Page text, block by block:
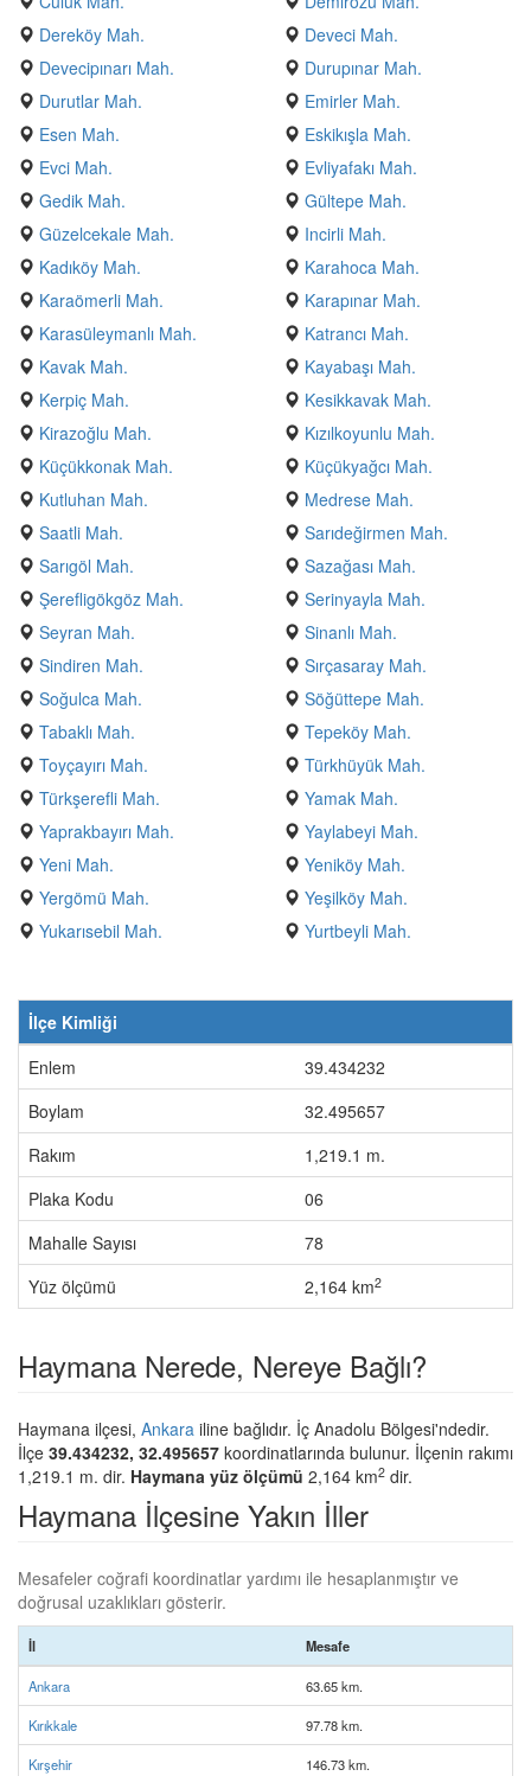
Dereköy Mah.
Deveci Mah.
Devecipınarı Mah.
Durupınar Mah.
Durutlar Mah.
Emirler Mah.
Esen Mah.
Eskikışla Mah.
Evci Mah.
Evliyafakı Mah.
Gedik Mah.
Gültepe Mah.
Güzelcekale Mah.
Incirli Mah.
Kadıköy Mah.
Karahoca Mah.
Karaömerli Mah.
Karapınar Mah.
Karasüleymanlı Mah.
Katrancı Mah.
Kavak Mah.
Kayabaşı Mah.
Kerpiç Mah.
Kesikkavak Mah.
Kirazoğlu Mah.
Kızılkoyunlu Mah.
Küçükkonak Mah.
Küçükyağcı Mah.
Kutluhan Mah.
Medrese Mah.
Saatli Mah.
Sarıdeğirmen Mah.
Sarıgöl Mah.
Sazağası Mah.
Şerefligökgöz Mah.
Serinyayla Mah.
Seyran Mah.
Sinanlı Mah.
Sindiren Mah.
Sırçasaray Mah.
Soğulca Mah.
Söğüttepe Mah.
Tabaklı Mah.
Tepeköy Mah.
Toyçayırı Mah.
Türkhüyük Mah.
Türkşerefli Mah.
Yamak Mah.
Yaprakbayırı Mah.
Yaylabeyi Mah.
Yeni Mah.
Yeniköy Mah.
Yergömü Mah.
Yeşilköy Mah.
Yukarısebil Mah.
Yurtbeyli Mah.
İlçe Kimliği
Enlem
39.434232
Boylam
32.495657
Rakım
1,219.1 m.
Plaka Kodu
06
Mahalle Sayısı
78
Yüz ölçümü
2,164 km2
Haymana Nerede, Nereye Bağlı?
Haymana ilçesi, Ankara iline bağlıdır. İç Anadolu Bölgesi'ndedir.
İlçe 39.434232, 32.495657 koordinatlarında bulunur. İlçenin rakımı
1,219.1 m. dir. Haymana yüz ölçümü 2,164 km2 dir.
Haymana İlçesine Yakın İller
Mesafeler coğrafi koordinatlar yardımı ile hesaplanmıştır ve
doğrusal uzaklıkları gösterir.
İl Mesafe
Ankara 63.65 km.
Kırıkkale 97.78 km.
Kırşehir 146.73 km.